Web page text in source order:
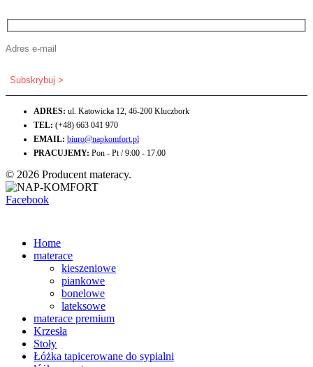
ADRES: ul. Katowicka 12, 46-200 Kluczbork
TEL: (+48) 663 041 970
EMAIL: biuro@napkomfort.pl
PRACUJEMY: Pon - Pt / 9:00 - 17:00
© 2026 Producent materacy.
Facebook
Home
materace
kieszeniowe
piankowe
bonelowe
lateksowe
materace premium
Krzesła
Stoły
Łóżka tapicerowane do sypialni